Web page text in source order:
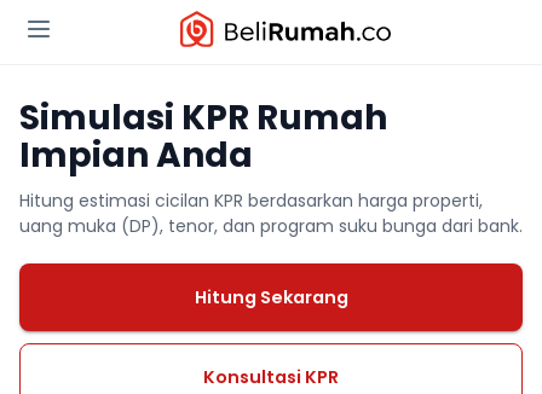
Simulasi KPR Rumah
Impian Anda
Hitung estimasi cicilan KPR berdasarkan harga properti,
uang muka (DP), tenor, dan program suku bunga dari bank.
Hitung Sekarang
Konsultasi KPR